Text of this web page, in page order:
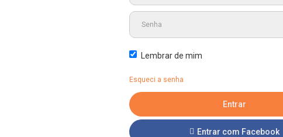
Lembrar de mim
Esqueci a senha
Entrar com Facebook